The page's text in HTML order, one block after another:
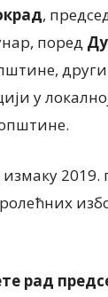
,
поред
у
2019.
рад